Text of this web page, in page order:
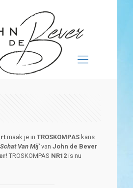
maak je in TROSKOMPASkans
Van Mij’van John de Bever
! TROSKOMPAS NR12is nu